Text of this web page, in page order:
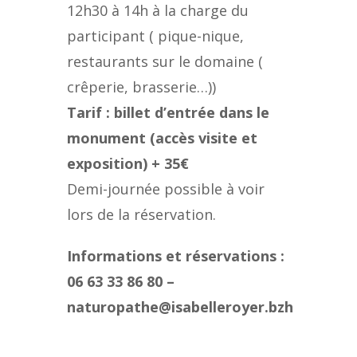
12h30 à 14h à la charge du
participant ( pique-nique,
restaurants sur le domaine (
crêperie, brasserie…))
Tarif : billet d’entrée dans le
monument (accès visite et
exposition) + 35€
Demi-journée possible à voir
lors de la réservation.
Informations et réservations :
06 63 33 86 80 –
naturopathe@isabelleroyer.bzh